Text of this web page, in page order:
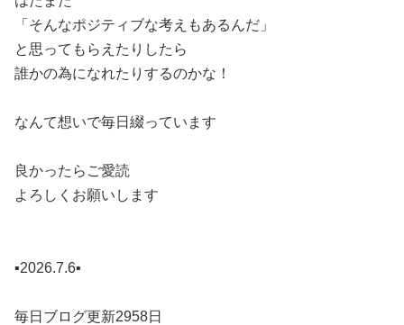
「そんなポジティブな考えもあるんだ」
と思ってもらえたりしたら
誰かの為になれたりするのかな！
なんて想いで毎日綴っています
良かったらご愛読
よろしくお願いします
▪️2026.7.6▪️
毎日ブログ更新2958日